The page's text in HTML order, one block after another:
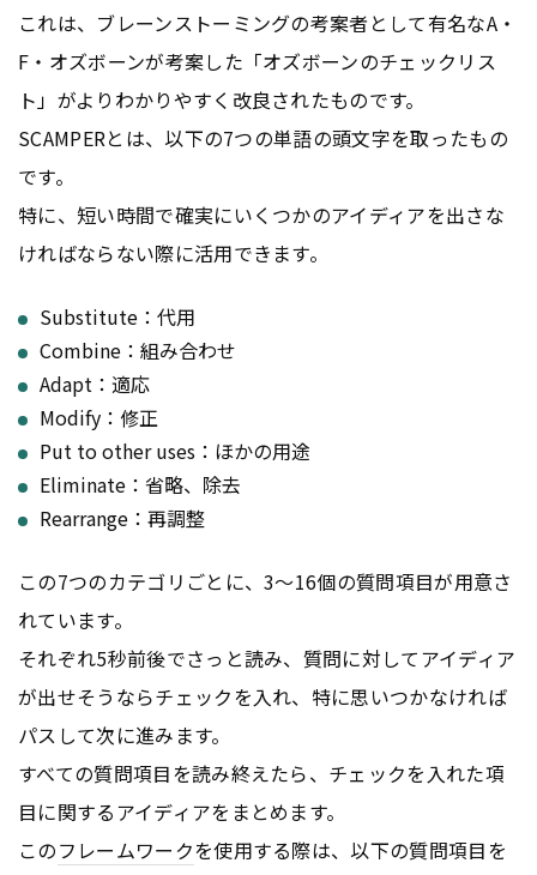
これは、ブレーンストーミングの考案者として有名なA・
F・オズボーンが考案した「オズボーンのチェックリス
ト」がよりわかりやすく改良されたものです。
SCAMPERとは、以下の7つの単語の頭文字を取ったもの
です。
特に、短い時間で確実にいくつかのアイディアを出さな
ければならない際に活用できます。
Substitute：代用
Combine：組み合わせ
Adapt：適応
Modify：修正
Put to other uses：ほかの用途
Eliminate：省略、除去
Rearrange：再調整
この7つのカテゴリごとに、3〜16個の質問項目が用意さ
れています。
それぞれ5秒前後でさっと読み、質問に対してアイディア
が出せそうならチェックを入れ、特に思いつかなければ
パスして次に進みます。
すべての質問項目を読み終えたら、チェックを入れた項
目に関するアイディアをまとめます。
このフレームワークを使用する際は、以下の質問項目を